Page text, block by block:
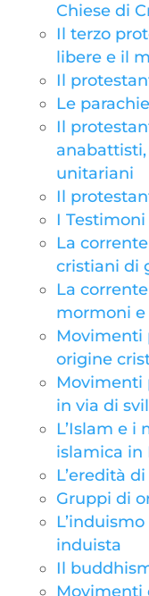
Chiese di
Il terzo
libere e il
Il
Le
Il
unitariani
Il
I
La
cristiani di
La
mormoni e
Movimenti
origine
Movimenti
in via di
L’Islam e
islamica in
L’eredità
Gruppi di
induista
Il
Movimenti